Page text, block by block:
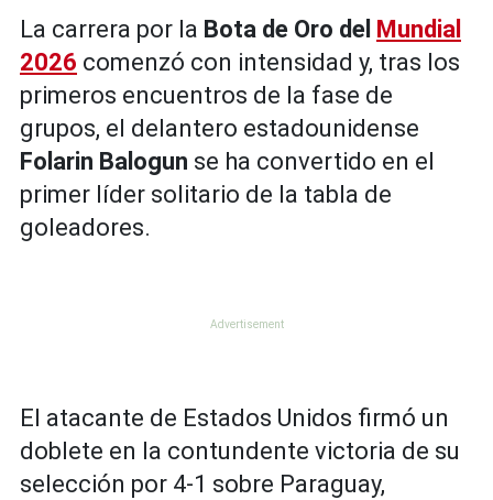
La carrera por la Bota de Oro del Mundial
2026 comenzó con intensidad y, tras los
primeros encuentros de la fase de
grupos, el delantero estadounidense
Folarin Balogun se ha convertido en el
primer líder solitario de la tabla de
goleadores.
El atacante de Estados Unidos firmó un
doblete en la contundente victoria de su
selección por 4-1 sobre Paraguay,